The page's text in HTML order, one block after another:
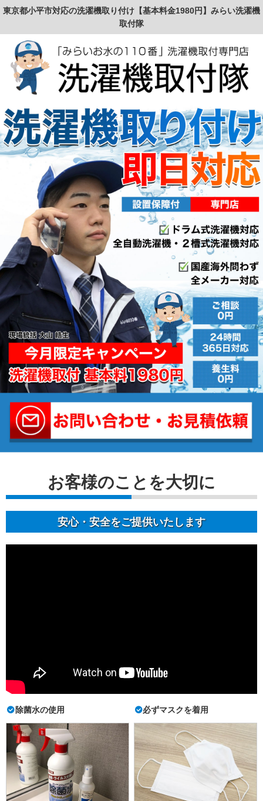
東京都小平市対応の洗濯機取り付け【基本料金1980円】みらい洗濯機
取付隊
お客様のことを⼤切に
安⼼・安全をご提供いたします
除菌水の使用 必ずマスクを着用